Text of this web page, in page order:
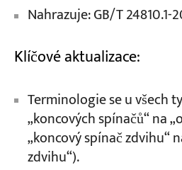
Nahrazuje: GB/T 24810.1-
Klíčové aktualizace:
Terminologie se u všech
„koncových spínačů“ na
„koncový spínač zdvihu“
zdvihu“).